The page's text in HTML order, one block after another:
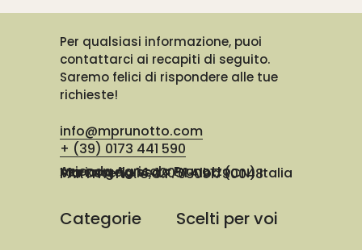
Per qualsiasi informazione, puoi
contattarci ai recapiti di seguito.
Saremo felici di rispondere alle tue
richieste!
info@mprunotto.com
+ (39) 0173 441 590
Azienda Agricola Prunotto Mariangela ssa
Via Osteria 14, 12051 Alba (CN) Italia
PARTITA IVA e C.F. 03091730048
Categorie Scelti per voi